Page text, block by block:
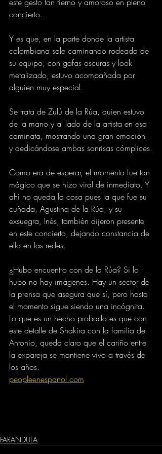
concierto.
Y es que, en la parte donde la artista
colombiana sale caminando rodeada de
su equipo, con gafas oscuras y look
metalizado, estuvo acompañada por
alguien muy especial.
Se trata de Zulú de la Rúa, quien estuvo
de la mano y al lado de la artista en esa
caminata, mostrando una gran emoción
y dedicándose ambas sonrisas cómplices.
Como era de esperar, el momento fue tan
mágico que se hizo viral de inmediato. Y
ahí no queda la cosa pues la que fue su
cuñada, Agustina de la Rúa, y su
exsuegra, Inés, también dijeron presente
en este concierto, dejando constancia de
ello en las redes.
¿Hubo encuentro con de la Rúa? Si lo
hubo no hay imágenes. Hay un sector de
la prensa que asegura que sí, pero hasta
el momento sigue siendo una incógnita.
Lo que es un hecho probado es que con
este detalle de Shakira con la familia de
Antonio, queda claro que el cariño entre
la expareja se mantiene vivo a través de
los años.
peopleenespanol.com
FARANDULA